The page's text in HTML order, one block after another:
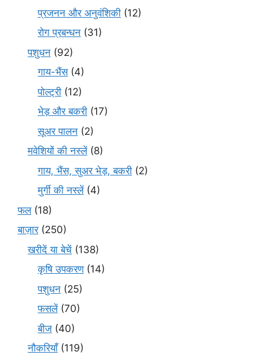
प्रजनन और अनुवंशिकी (12)
रोग प्रबन्धन (31)
पशुधन (92)
गाय-भैंस(4)
पोल्ट्री (12)
भेड़ और बकरी (17)
सूअर पालन (2)
मवेशियों की नस्लें(8)
गाय, भैंस, सुअर भेड़, बकरी (2)
मुर्गी की नस्लें(4)
फल(18)
बाज़ार(250)
खरीदें या बेचें (138)
कृषि उपकरण(14)
पशुधन (25)
फसलें(70)
बीज (40)
नौकरियाँ(119)